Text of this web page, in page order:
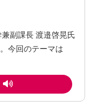
副課長 渡邉啓晃氏
今回のテーマは